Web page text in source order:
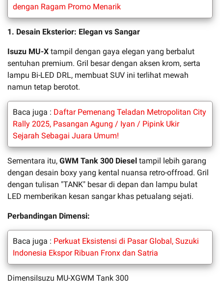
dengan Ragam Promo Menarik
1. Desain Eksterior: Elegan vs Sangar
Isuzu MU-X tampil dengan gaya elegan yang berbalut
sentuhan premium. Gril besar dengan aksen krom, serta
lampu Bi-LED DRL, membuat SUV ini terlihat mewah
namun tetap berotot.
Baca juga : Daftar Pemenang Teladan Metropolitan City
Rally 2025, Pasangan Agung / Iyan / Pipink Ukir
Sejarah Sebagai Juara Umum!
Sementara itu, GWM Tank 300 Diesel tampil lebih garang
dengan desain boxy yang kental nuansa retro-offroad. Gril
dengan tulisan "TANK" besar di depan dan lampu bulat
LED memberikan kesan sangar khas petualang sejati.
Perbandingan Dimensi:
Baca juga : Perkuat Eksistensi di Pasar Global, Suzuki
Indonesia Ekspor Ribuan Fronx dan Satria
DimensiIsuzu MU-XGWM Tank 300